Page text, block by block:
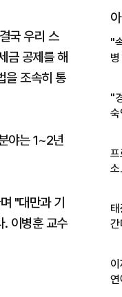
국 우리 스
금 공제를 해
을 조속히 통
야는 1~2년
"대만과 기
이병훈 교수
"
"
숙
프
소
연